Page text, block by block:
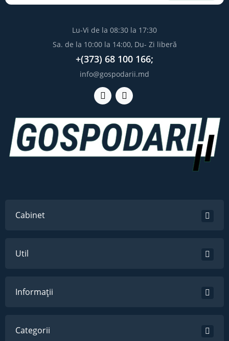
Lu-Vi de la 08:30 la 17:30
Sa. de la 10:00 la 14:00, Du- Zi liberă
+(373) 68 100 166;
info@gospodarii.md
Cabinet
Util
Informații
Categorii